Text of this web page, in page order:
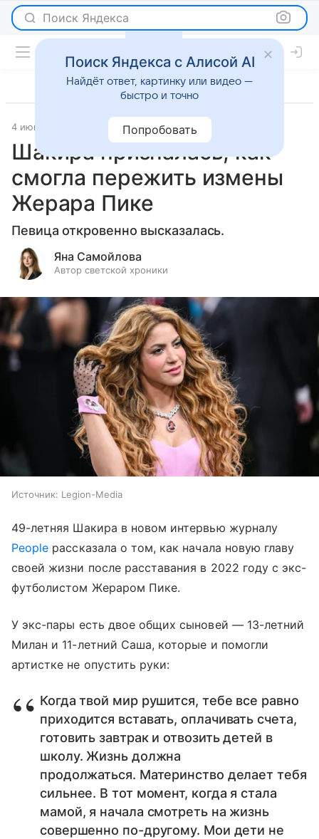
Поиск Яндекса
4 июня 2026 Светская жизнь
Шакира призналась, как
смогла пережить измены
Жерара Пике
Певица откровенно высказалась.
Яна Самойлова
Автор светской хроники
Источник: Legion-Media
49-летняя Шакира в новом интервью журналу
People рассказала о том, как начала новую главу
своей жизни после расставания в 2022 году с экс-
футболистом Жераром Пике.
У экс-пары есть двое общих сыновей — 13-летний
Милан и 11-летний Саша, которые и помогли
артистке не опустить руки:
Когда твой мир рушится, тебе все равно
приходится вставать, оплачивать счета,
готовить завтрак и отвозить детей в
школу. Жизнь должна
продолжаться. Материнство делает тебя
сильнее. В тот момент, когда я стала
мамой, я начала смотреть на жизнь
совершенно по-другому. Мои дети не
Поиск Яндекса с Алисой AI
Найдёт ответ, картинку или видео —
быстро и точно
Попробовать